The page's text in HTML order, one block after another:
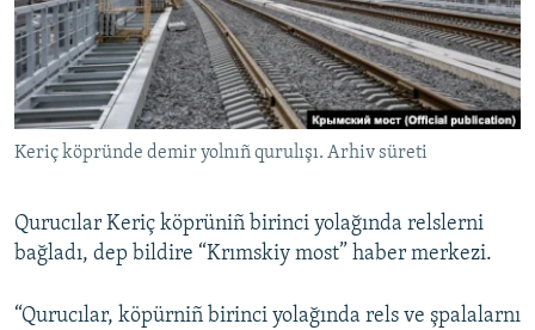
FİKİR
Русский
Українською
RFE/RS bütün saytları
Keriç köpründe demir yolnıñ qurulışı. Arhiv süreti
Qurucılar Keriç köprüniñ birinci yolağında relslerni
bağladı, dep bildire “Krımskiy most” haber merkezi.
“Qurucılar, köpürniñ birinci yolağında rels ve şpalalarnı